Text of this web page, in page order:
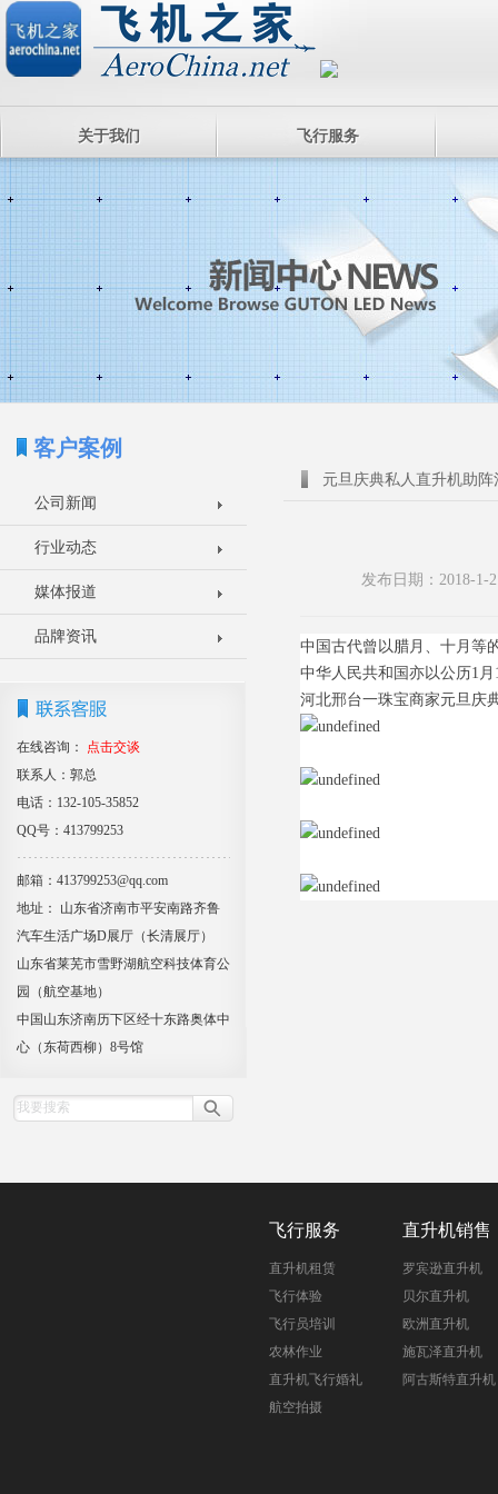
关于我们 飞行服务
客户案例
公司新闻
行业动态
媒体报道
品牌资讯
在线咨询：
点击交谈
联系人：郭总
电话：132-105-35852
QQ号：413799253
邮箱：413799253@qq.com
地址： 山东省济南市平安南路齐鲁
汽车生活广场D展厅（长清展厅）
山东省莱芜市雪野湖航空科技体育公
园（航空基地）
中国山东济南历下区经十东路奥体中
心（东荷西柳）8号馆
元旦庆典私人直升机助
发布日期：2018-
中国古代曾以腊月、十月等
中华人民共和国亦以公历1
河北邢台一珠宝商家元旦庆
飞行服务
直升机租赁
飞行体验
飞行员培训
农林作业
直升机飞行婚礼
航空拍摄
直升机销售
罗宾逊直升机
贝尔直升机
欧洲直升机
施瓦泽直升机
阿古斯特直升机